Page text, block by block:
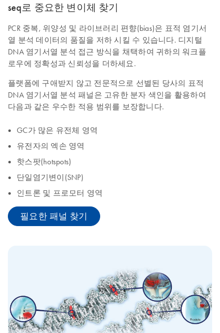
seq로 중요한 변이체 찾기
PCR 중복, 위양성 및 라이브러리 편향(bias)은 표적 염기서
열 분석 데이터의 품질을 저하 시킬 수 있습니다. 디지털
DNA 염기서열 분석 접근 방식을 채택하여 귀하의 워크플
로우에 정확성과 신뢰성을 더하세요.
플랫폼에 구애받지 않고 전문적으로 선별된 당사의 표적
DNA 염기서열 분석 패널은 고유한 분자 색인을 활용하여
다음과 같은 우수한 적용 범위를 보장합니다.
GC가 많은 유전체 영역
유전자의 엑손 영역
핫스팟(hotspots)
단일염기변이(SNP)
인트론 및 프로모터 영역
필요한 패널 찾기